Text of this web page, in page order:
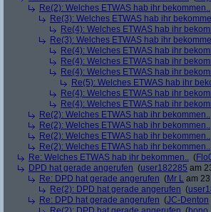
Re(2): Welches ETWAS hab ihr bekommen..
Re(3): Welches ETWAS hab ihr
Re(4): Welches ETWAS hab ihr
Re(3): Welches ETWAS hab ihr
Re(4): Welches ETWAS hab ihr
Re(4): Welches ETWAS hab ihr
Re(4): Welches ETWAS hab ihr
Re(5): Welches ETWAS hab ihr
Re(4): Welches ETWAS hab ihr
Re(4): Welches ETWAS hab ihr
Re(2): Welches ETWAS hab ihr bekommen..
Re(2): Welches ETWAS hab ihr bekommen..
Re(2): Welches ETWAS hab ihr bekommen..
Re(2): Welches ETWAS hab ihr bekommen..
Re: Welches ETWAS hab ihr bekommen.. (
DPD hat gerade angerufen (user182285 am
Re: DPD hat gerade angerufen (Mr L am
Re(2): DPD hat gerade angerufen (
Re: DPD hat gerade angerufen (JC-Denton